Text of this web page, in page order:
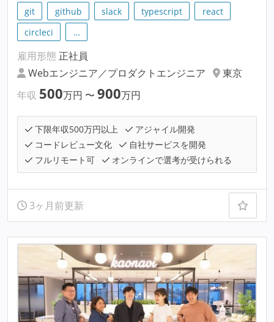
git github slack typescript
react
circleci
…
雇用形態 正社員
Webエンジニア／プロダクトエンジニア
東京
年収 500万円 〜 900万円
下限年収500万円以上
アジャイル開発
コードレビュー文化
自社サービスを開発
フルリモート可
オンラインで選考が受けられる
3ヶ月前更新